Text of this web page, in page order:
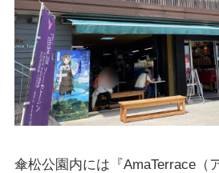
傘松公園内には『AmaTerrace（